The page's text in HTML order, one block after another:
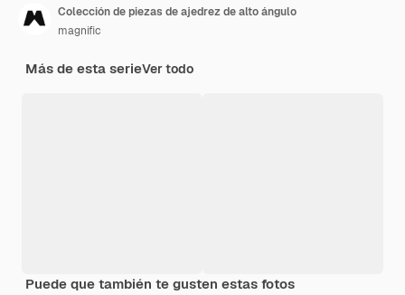
Colección de piezas de ajedrez de alto ángulo
magnific
Más de esta serieVer todo
Puede que también te gusten estas fotos